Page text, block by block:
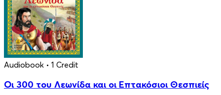
Audiobook • 1 Credit
Οι 300 του Λεωνίδα και οι Eπτακόσιοι Θεσπιείς